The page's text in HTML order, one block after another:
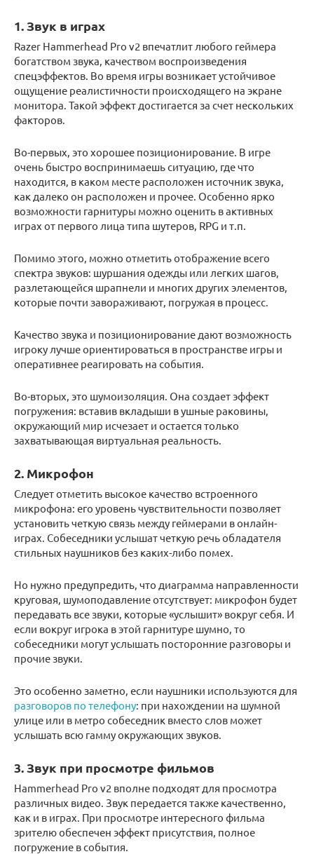
1. Звук в играх
Razer Hammerhead Pro v2 впечатлит любого геймера
богатством звука, качеством воспроизведения
спецэффектов. Во время игры возникает устойчивое
ощущение реалистичности происходящего на экране
монитора. Такой эффект достигается за счет нескольких
факторов.
Во-первых, это хорошее позиционирование. В игре
очень быстро воспринимаешь ситуацию, где что
находится, в каком месте расположен источник звука,
как далеко он расположен и прочее. Особенно ярко
возможности гарнитуры можно оценить в активных
играх от первого лица типа шутеров, RPG и т.п.
Помимо этого, можно отметить отображение всего
спектра звуков: шуршания одежды или легких шагов,
разлетающейся шрапнели и многих других элементов,
которые почти завораживают, погружая в процесс.
Качество звука и позиционирование дают возможность
игроку лучше ориентироваться в пространстве игры и
оперативнее реагировать на события.
Во-вторых, это шумоизоляция. Она создает эффект
погружения: вставив вкладыши в ушные раковины,
окружающий мир исчезает и остается только
захватывающая виртуальная реальность.
2. Микрофон
Следует отметить высокое качество встроенного
микрофона: его уровень чувствительности позволяет
установить четкую связь между геймерами в онлайн-
играх. Собеседники услышат четкую речь обладателя
стильных наушников без каких-либо помех.
Но нужно предупредить, что диаграмма направленности
круговая, шумоподавление отсутствует: микрофон будет
передавать все звуки, которые «услышит» вокруг себя. И
если вокруг игрока в этой гарнитуре шумно, то
собеседники могут услышать посторонние разговоры и
прочие звуки.
Это особенно заметно, если наушники используются для
разговоров по телефону: при нахождении на шумной
улице или в метро собеседник вместо слов может
услышать всю гамму окружающих звуков.
3. Звук при просмотре фильмов
Hammerhead Pro v2 вполне подходят для просмотра
различных видео. Звук передается также качественно,
как и в играх. При просмотре интересного фильма
зрителю обеспечен эффект присутствия, полное
погружение в события.